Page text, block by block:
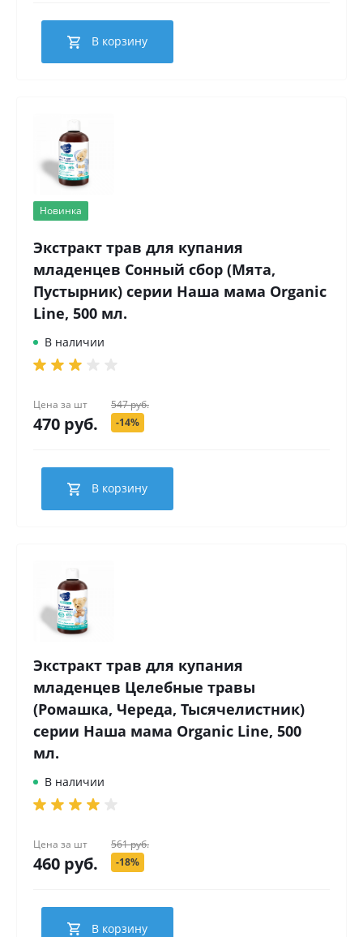
В корзину
Новинка
Экстракт трав для купания
младенцев Сонный сбор (Мята,
Пустырник) серии Наша мама Organic
Line, 500 мл.
В наличии
Цена за шт
470 руб.
547 руб.
-14%
В корзину
Экстракт трав для купания
младенцев Целебные травы
(Ромашка, Череда, Тысячелистник)
серии Наша мама Organic Line, 500
мл.
В наличии
Цена за шт
460 руб.
561 руб.
-18%
В корзину